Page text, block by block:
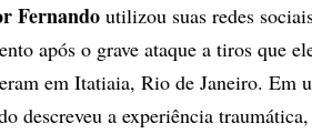
Fernando utilizou suas redes
após o grave ataque a tiros que
em Itatiaia, Rio de Janeiro. Em
descreveu a experiência